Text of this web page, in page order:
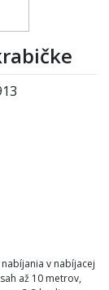
v nabíjacej
až 10 metrov,